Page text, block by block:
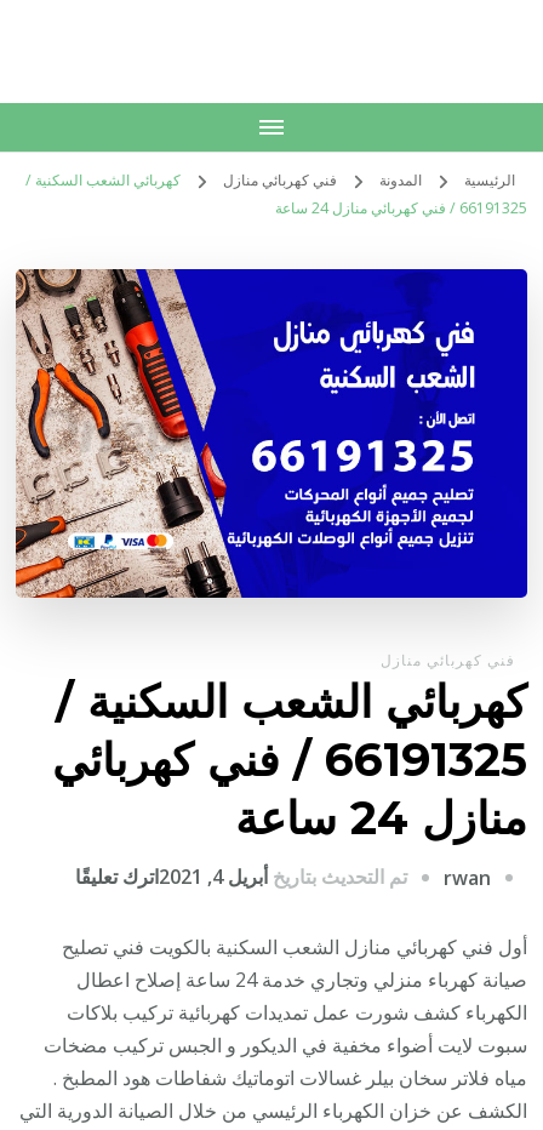
الرئيسية المدونة فني كهربائي منازل
كهربائي الشعب السكنية /
66191325 / فني كهربائي منازل 24 ساعة
فني كهربائي منازل
كهربائي الشعب السكنية /
66191325 / فني كهربائي
منازل 24 ساعة
rwan تم التحديث بتاريخأبريل 4, 2021 اترك تعليقًا
الشعب
/
/
فني
أول فني كهربائي منازل الشعب السكنية بالكويت فني تصليح
صيانة كهرباء منزلي وتجاري خدمة 24 ساعة إصلاح اعطال
الكهرباء كشف شورت عمل تمديدات كهربائية تركيب بلاكات
سبوت لايت أضواء مخفية في الديكور و الجبس تركيب مضخات
مياه فلاتر سخان بيلر غسالات اتوماتيك شفاطات هود المطبخ .
الكشف عن خزان الكهرباء الرئيسي من خلال الصيانة الدورية التي